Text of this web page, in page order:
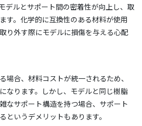
デルとサポート間の密着性が向上し、取
す。化学的に互換性のある材料が使用
り外す際にモデルに損傷を与える心配
場合、材料コストが統一されるため、
なります。しかし、モデルと同じ樹脂
なサポート構造を持つ場合、サポート
というデメリットもあります。